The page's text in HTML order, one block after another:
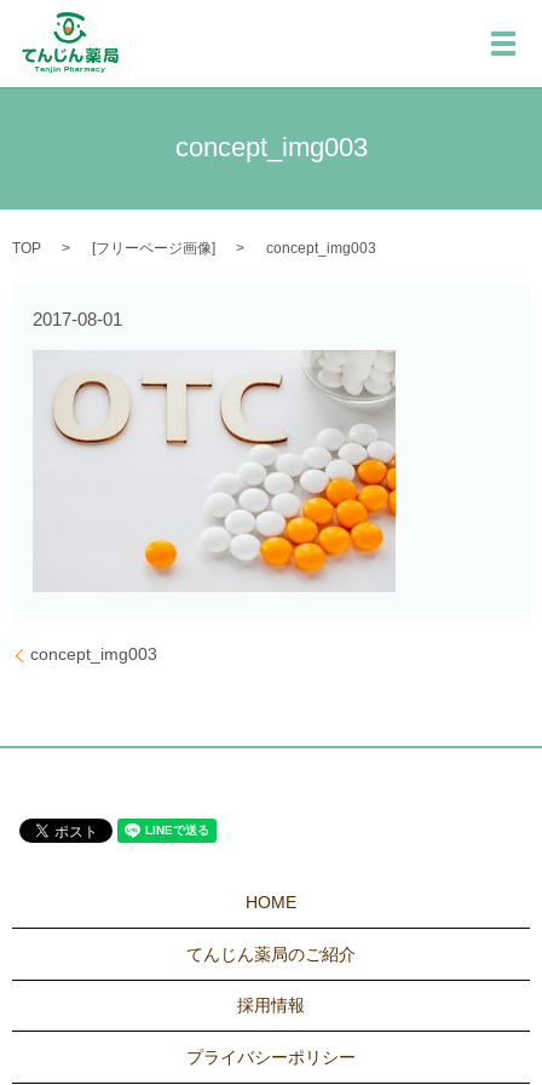
メ
concept_img003
TOP [フリーページ画像] concept_img003
2017-08-01
concept_img003
HOME
てんじん薬局のご紹介
採用情報
プライバシーポリシー